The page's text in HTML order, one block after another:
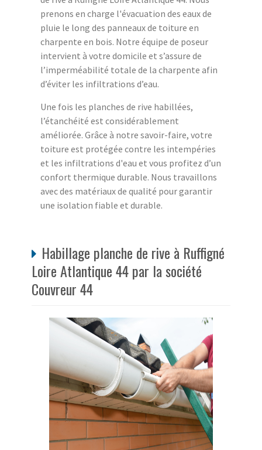
prenons en charge l'évacuation des eaux de
pluie le long des panneaux de toiture en
charpente en bois. Notre équipe de poseur
intervient à votre domicile et s’assure de
l’imperméabilité totale de la charpente afin
d’éviter les infiltrations d’eau.
Une fois les planches de rive habillées,
l’étanchéité est considérablement
améliorée. Grâce à notre savoir-faire, votre
toiture est protégée contre les intempéries
et les infiltrations d'eau et vous profitez d’un
confort thermique durable. Nous travaillons
avec des matériaux de qualité pour garantir
une isolation fiable et durable.
Habillage planche de rive à Ruffigné
Loire Atlantique 44 par la société
Couvreur 44